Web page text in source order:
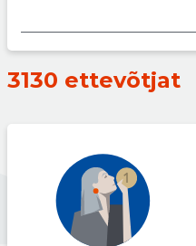
3130 ettevõtjat